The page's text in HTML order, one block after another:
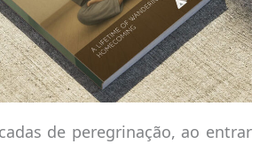
de peregrinação, ao entrar